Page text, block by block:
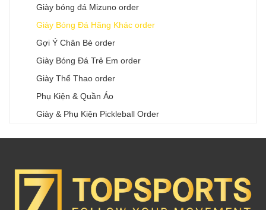
Giày bóng đá Mizuno order
Giày Bóng Đá Hãng Khác order
Gợi Ý Chân Bè order
Giày Bóng Đá Trẻ Em order
Giày Thể Thao order
Phụ Kiện & Quần Áo
Giày & Phụ Kiện Pickleball Order